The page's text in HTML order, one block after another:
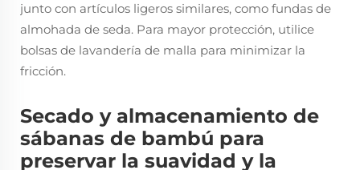
junto con artículos ligeros similares, como fundas de
almohada de seda. Para mayor protección, utilice
bolsas de lavandería de malla para minimizar la
fricción.
Secado y almacenamiento de
sábanas de bambú para
preservar la suavidad y la